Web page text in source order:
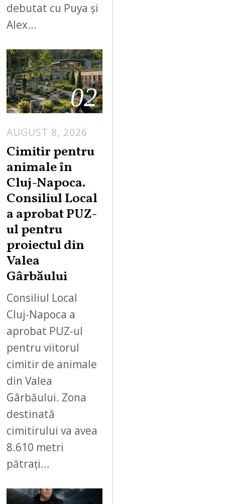
debutat cu Puya și
Alex…
02
AUGUST 8, 2026
Cimitir pentru
animale în
Cluj-Napoca.
Consiliul Local
a aprobat PUZ-
ul pentru
proiectul din
Valea
Gârbăului
Consiliul Local
Cluj-Napoca a
aprobat PUZ-ul
pentru viitorul
cimitir de animale
din Valea
Gârbăului. Zona
destinată
cimitirului va avea
8.610 metri
pătrați…